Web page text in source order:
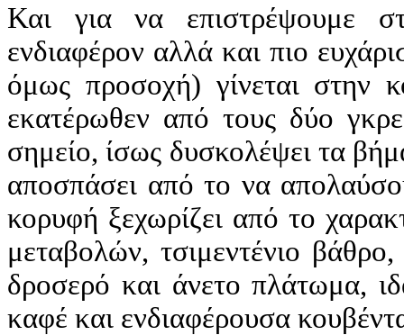
Και για να επιστρέψουμε
ενδιαφέρον αλλά και πιο
όμως προσοχή) γίνεται
εκατέρωθεν από τους δύο
σημείο, ίσως δυσκολέψει τα
αποσπάσει από το να
κορυφή ξεχωρίζει από το
μεταβολών, τσιμεντένιο
δροσερό και άνετο πλάτωμα,
καφέ και ενδιαφέρουσα